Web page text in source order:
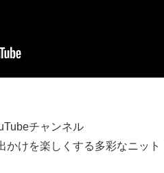
チャンネル
かけを楽しくする多彩なニッ